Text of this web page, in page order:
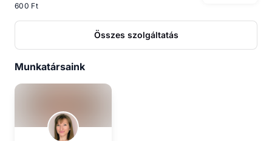
600 Ft
Összes szolgáltatás
Munkatársaink